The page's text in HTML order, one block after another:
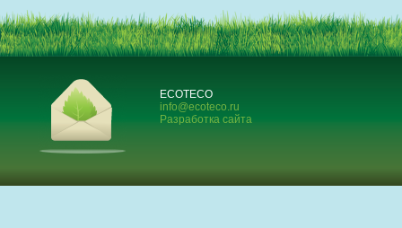
ECOTECO
info@ecoteco.ru
Разработка сайта